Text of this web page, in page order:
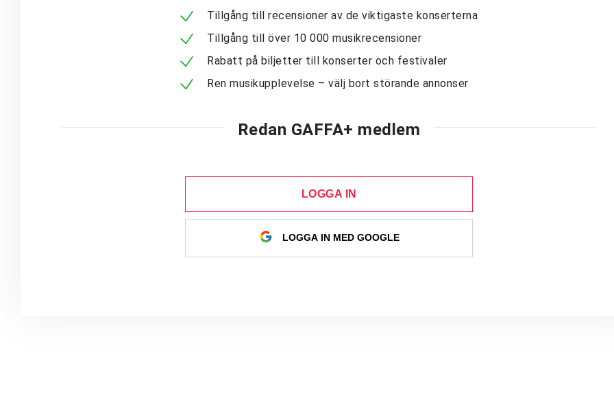
Tillgång till recensioner av de viktigaste konserterna
Tillgång till över 10 000 musikrecensioner
Rabatt på biljetter till konserter och festivaler
Ren musikupplevelse – välj bort störande annonser
Redan GAFFA+ medlem
LOGGA IN
LOGGA IN MED GOOGLE